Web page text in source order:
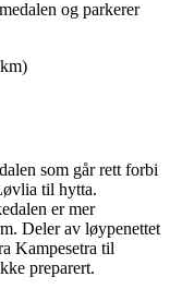
og parkerer
som går rett forbi
til hytta.
er mer
Deler av løypenettet
Kampesetra til
preparert.